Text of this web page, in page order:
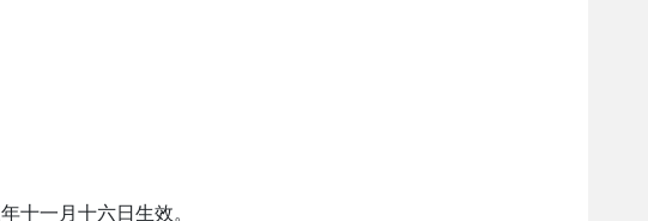
十一月十六日生效。